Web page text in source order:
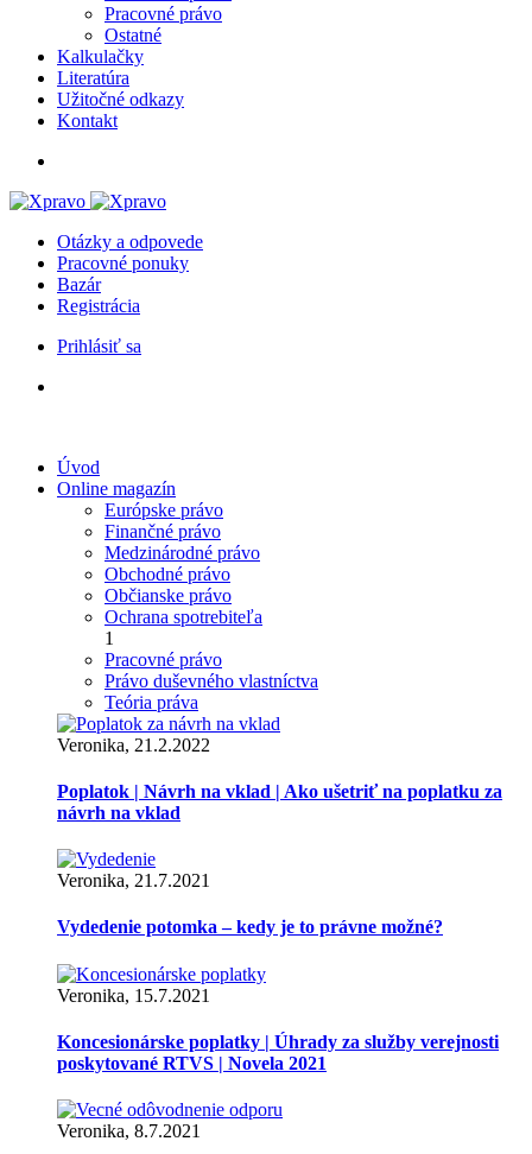
Pracovné právo
Ostatné
Kalkulačky
Literatúra
Užitočné odkazy
Kontakt
Otázky a odpovede
Pracovné ponuky
Bazár
Registrácia
Prihlásiť sa
Úvod
Online magazín
Európske právo
Finančné právo
Medzinárodné právo
Obchodné právo
Občianske právo
Ochrana spotrebiteľa
1
Pracovné právo
Právo duševného vlastníctva
Teória práva
Veronika, 21.2.2022
Poplatok | Návrh na vklad | Ako ušetriť na poplatku za
návrh na vklad
Veronika, 21.7.2021
Vydedenie potomka – kedy je to právne možné?
Veronika, 15.7.2021
Koncesionárske poplatky | Úhrady za služby verejnosti
poskytované RTVS | Novela 2021
Veronika, 8.7.2021